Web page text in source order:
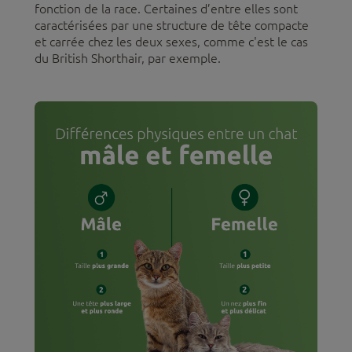
fonction de la race. Certaines d’entre elles sont
caractérisées par une structure de tête compacte
et carrée chez les deux sexes, comme c'est le cas
du British Shorthair, par exemple.